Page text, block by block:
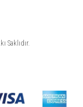
Saklıdır.